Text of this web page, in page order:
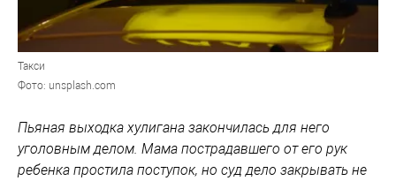
Такси
Фото: unsplash.com
Пьяная выходка хулигана закончилась для него
уголовным делом. Мама пострадавшего от его рук
ребенка простила поступок, но суд дело закрывать не